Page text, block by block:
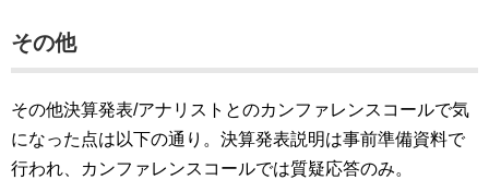
その他
その他決算発表/アナリストとのカンファレンスコールで気
になった点は以下の通り。決算発表説明は事前準備資料で
行われ、カンファレンスコールでは質疑応答のみ。